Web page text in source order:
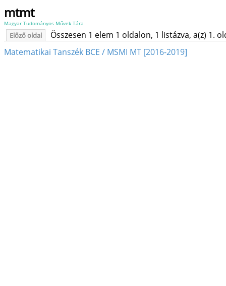
mtmt
Magyar Tudományos Művek Tára
Előző oldal
Összesen 1 elem 1 oldalon, 1 listázva, a(z) 1.
Matematikai Tanszék BCE / MSMI MT [2016-2019]